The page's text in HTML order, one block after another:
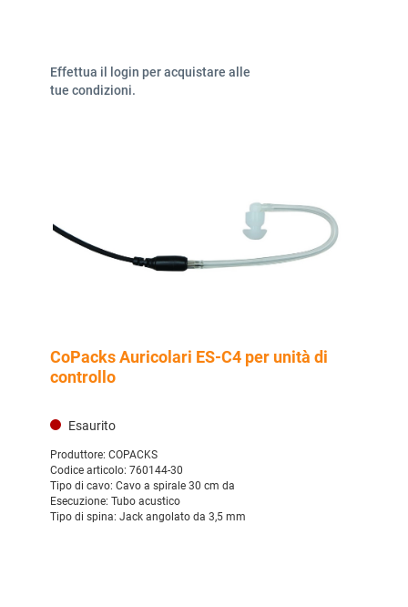
Effettua il login per acquistare alle
tue condizioni.
CoPacks Auricolari ES-C4 per unità di
controllo
Esaurito
Produttore: COPACKS
Codice articolo: 760144-30
Tipo di cavo: Cavo a spirale 30 cm da
Esecuzione: Tubo acustico
Tipo di spina: Jack angolato da 3,5 mm